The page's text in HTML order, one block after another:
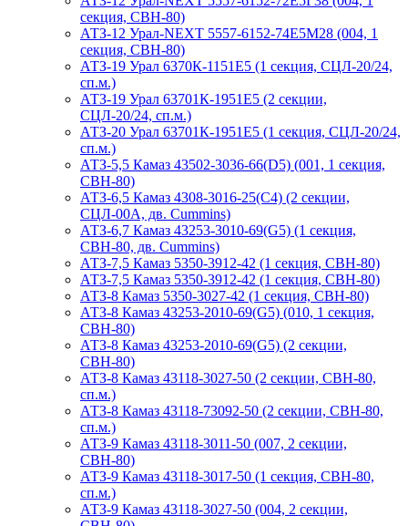
секция, СВН-80)
АТЗ-12 Урал-NEXT 5557-6152-74Е5М28 (004, 1
секция, СВН-80)
АТЗ-19 Урал 6370К-1151Е5 (1 секция, СЦЛ-20/24,
сп.м.)
АТЗ-19 Урал 63701К-1951Е5 (2 секции,
СЦЛ-20/24, сп.м.)
АТЗ-20 Урал 63701К-1951Е5 (1 секция, СЦЛ-20/24,
сп.м.)
АТЗ-5,5 Камаз 43502-3036-66(D5) (001, 1 секция,
СВН-80)
АТЗ-6,5 Камаз 4308-3016-25(С4) (2 секции,
СЦЛ-00А, дв. Cummins)
АТЗ-6,7 Камаз 43253-3010-69(G5) (1 секция,
СВН-80, дв. Cummins)
АТЗ-7,5 Камаз 5350-3912-42 (1 секция, СВН-80)
АТЗ-7,5 Камаз 5350-3912-42 (1 секция, СВН-80)
АТЗ-8 Камаз 5350-3027-42 (1 секция, СВН-80)
АТЗ-8 Камаз 43253-2010-69(G5) (010, 1 секция,
СВН-80)
АТЗ-8 Камаз 43253-2010-69(G5) (2 секции,
СВН-80)
АТЗ-8 Камаз 43118-3027-50 (2 секции, СВН-80,
сп.м.)
АТЗ-8 Камаз 43118-73092-50 (2 секции, СВН-80,
сп.м.)
АТЗ-9 Камаз 43118-3011-50 (007, 2 секции,
СВН-80)
АТЗ-9 Камаз 43118-3017-50 (1 секция, СВН-80,
сп.м.)
АТЗ-9 Камаз 43118-3027-50 (004, 2 секции,